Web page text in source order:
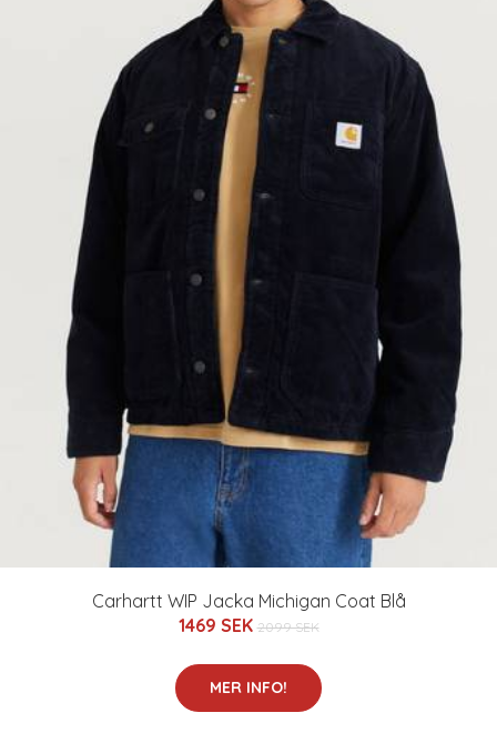
Carhartt WIP Jacka Michigan Coat Blå
1469 SEK 2099 SEK
MER INFO!